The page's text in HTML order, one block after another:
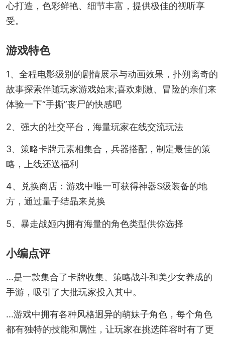
心打造，色彩鲜艳、细节丰富，提供极佳的视听享
受。
游戏特色
1、全程电影级别的剧情展示与动画效果，扑朔离奇的
故事探索伴随玩家游戏始末;喜欢刺激、冒险的亲们来
体验一下“手撕”丧尸的快感吧
2、强大的社交平台，海量玩家在线交流玩法
3、策略卡牌元素相集合，兵器搭配，制定最佳的策
略，上线还送福利
4、兑换商店：游戏中唯一可获得神器S级装备的地
方，通过量子结晶来兑换
5、暴走战姬内拥有海量的角色类型供你选择
小编点评
...是一款集合了卡牌收集、策略战斗和美少女养成的
手游，吸引了大批玩家投入其中。
...游戏中拥有各种风格迥异的萌妹子角色，每个角色
都有独特的技能和属性，让玩家在挑选阵容时有了更